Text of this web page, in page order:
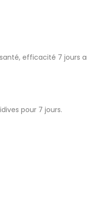
efficacité 7 jours
pour 7 jours.